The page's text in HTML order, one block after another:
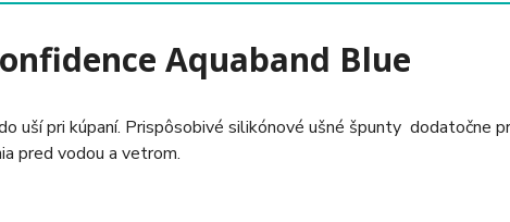
Aquaband Blue
uší pri kúpaní. Prispôsobivé silikónové ušné špunty dodatočne
pred vodou a vetrom.